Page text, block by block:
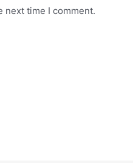
next time I comment.